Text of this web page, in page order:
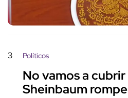
3 Políticos
No vamos a cubrir
Sheinbaum